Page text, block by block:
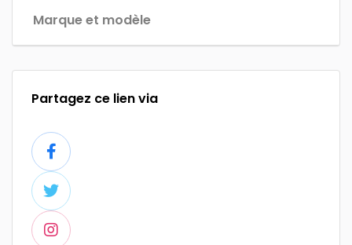
Marque et modèle
Partagez ce lien via